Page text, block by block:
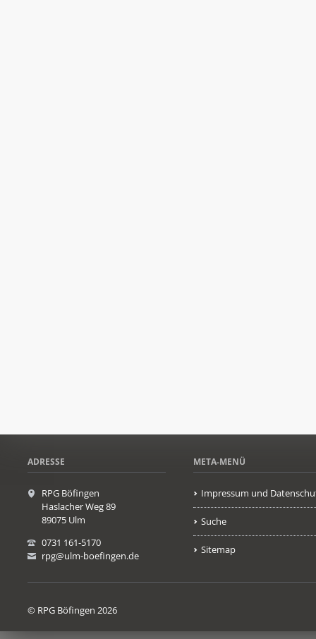
ADRESSE
RPG Böfingen
Haslacher Weg 89
89075 Ulm
0731 161-5170
rpg@ulm-boefingen.de
META-MENÜ
Impressum und
Suche
Sitemap
© RPG Böfingen 2026